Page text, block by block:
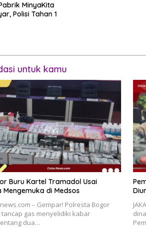
MinyaKita
Polisi Tahan 1
untuk kamu
Buru Kartel Tramadol Usai
di Medsos
news.com – Gempar! Polresta Bogor
tancap gas menyelidiki kabar
dua…